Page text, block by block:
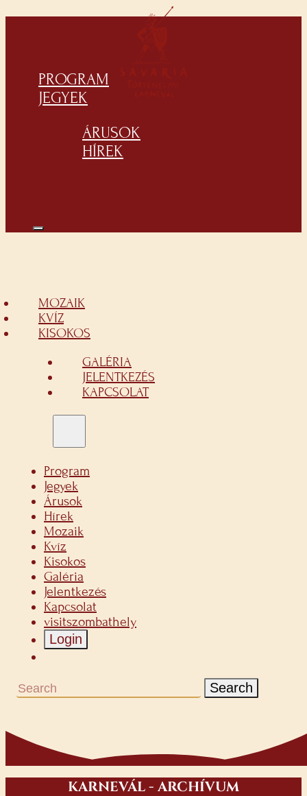
PROGRAM
JEGYEK
ÁRUSOK
HÍREK
MOZAIK
KVÍZ
KISOKOS
GALÉRIA
JELENTKEZÉS
KAPCSOLAT
Program
Jegyek
Árusok
Hírek
Mozaik
Kvíz
Kisokos
Galéria
Jelentkezés
Kapcsolat
visitszombathely
Login
Search
KARNEVÁL - ARCHÍVUM